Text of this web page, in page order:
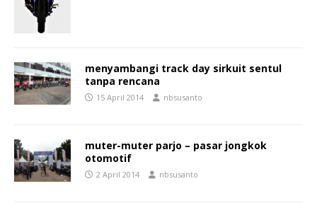
menyambangi track day sirkuit sentul
tanpa rencana
15 April 2014 nbsusanto
muter-muter parjo – pasar jongkok
otomotif
2 April 2014 nbsusanto